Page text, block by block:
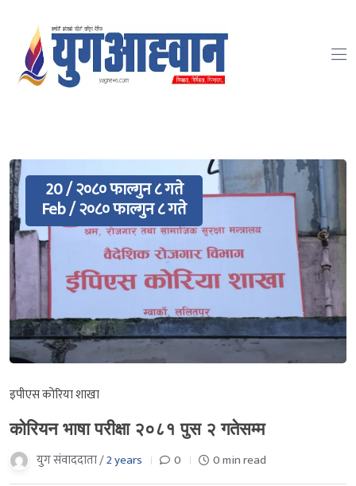
20 / २०८० फाल्गुन ८ गते
Feb / २०८० फाल्गुन ८ गते
इपीएस कोरिया शाखा
कोरियन भाषा परीक्षा २०८१ पुस २ गतेसम्म
युग संवाददाता /2 years 0 0 min read